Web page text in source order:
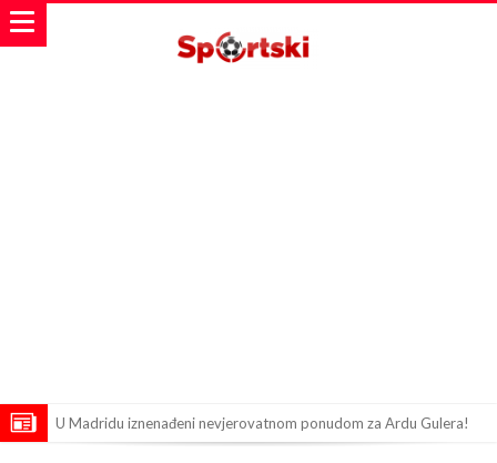
U Madridu iznenađeni nevjerovatnom ponudom za Ardu Gulera!